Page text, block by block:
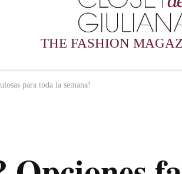
THE FASHION
para toda la semana!